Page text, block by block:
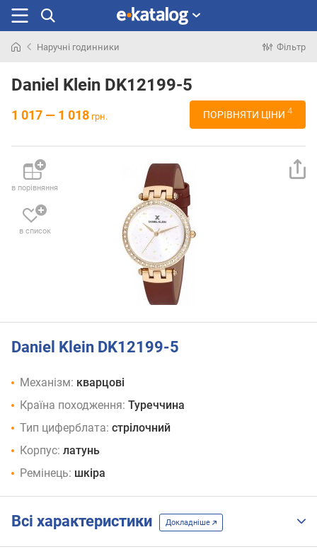
раніше
Наручні годинники Фільтр
Daniel Klein DK12199-5
1 017 — 1 018 грн. ПОРІВНЯТИ ЦІНИ 4
в порівняння
в список
Daniel Klein DK12199-5
Механізм: кварцові
Країна походження: Туреччина
Тип циферблата: стрілочний
Корпус: латунь
Ремінець: шкіра
Всі характеристики Докладніше